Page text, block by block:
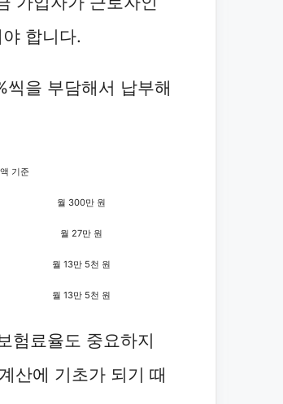
합니다.
을 부담해서 납부해
기준
월 300만 원
월 27만 원
월 13만 5천 원
월 13만 5천 원
험료율도 중요하지
산에 기초가 되기 때